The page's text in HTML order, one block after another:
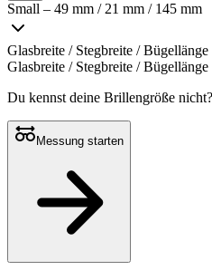
Small – 49 mm / 21 mm / 145 mm
Glasbreite / Stegbreite / Bügellänge
Glasbreite / Stegbreite / Bügellänge
Du kennst deine Brillengröße nicht?
Messung starten